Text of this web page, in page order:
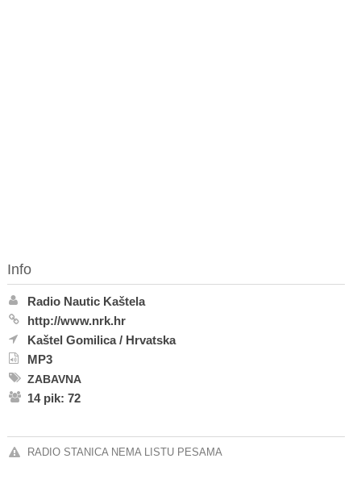
Info
Radio Nautic Kaštela
http://www.nrk.hr
Kaštel Gomilica/ Hrvatska
MP3
ZABAVNA
14 pik: 72
RADIO STANICA NEMA LISTU PESAMA